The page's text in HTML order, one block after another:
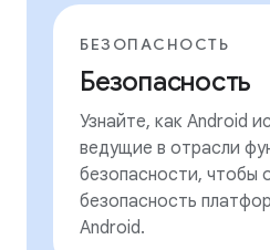
БЕЗОПАСНОСТЬ
Безопасность
Узнайте, как Android
ведущие в отрасли
безопасности, чтобы
безопасность
Android.